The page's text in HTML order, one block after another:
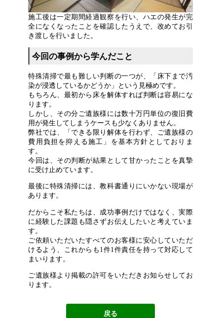
施工後は一定期間経過観察を行い、ハエの発生が完
全になくなったことを確認したうえで、改めてお引
き渡しを行いました。
今回の事例から学んだこと
特殊清掃で最も難しい判断の一つが、「床下まで汚
染が浸透しているかどうか」という見極めです。
もちろん、最初から床を解体すれば判断は容易にな
ります。
しかし、その分ご遺族様には数十万円単位の復旧費
用が発生してしまうケースも少なくありません。
弊社では、「できる限り解体を行わず、ご遺族様の
費用負担を抑える施工」を基本方針としておりま
す。
今回は、その判断が結果として甘かったことを真摯
に受け止めています。
最後に特殊清掃には、教科書通りにいかない現場が
あります。
だからこそ私たちは、成功事例だけではなく、実際
に経験した課題も隠さずお伝えしたいと考えていま
す。
ご依頼いただいたすべてのお客様に安心していただ
けるよう、これからも1件1件責任を持って対応して
まいります。
ご遺族様より掲載の許可をいただきお知らせしてお
ります。
戻る